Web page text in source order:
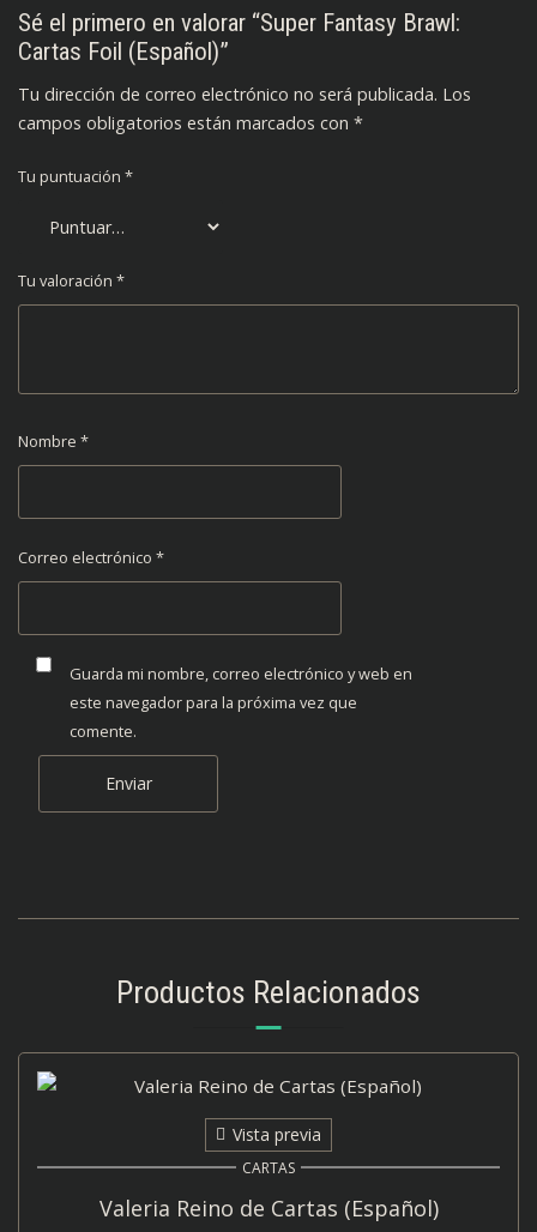
Sé el primero en valorar “Super Fantasy Brawl:
Cartas Foil (Español)”
Tu dirección de correo electrónico no será publicada. Los
campos obligatorios están marcados con *
Tu puntuación *
Tu valoración *
Nombre *
Correo electrónico *
Guarda mi nombre, correo electrónico y web en
este navegador para la próxima vez que
comente.
Productos Relacionados
Vista previa
CARTAS
Valeria Reino de Cartas (Español)